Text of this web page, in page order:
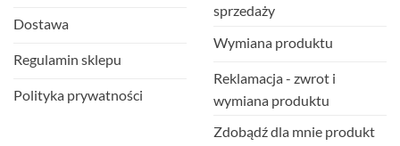
Dostawa
Regulamin sklepu
Polityka prywatności
sprzedaży
Wymiana produktu
Reklamacja - zwrot i
wymiana produktu
Zdobądź dla mnie produkt